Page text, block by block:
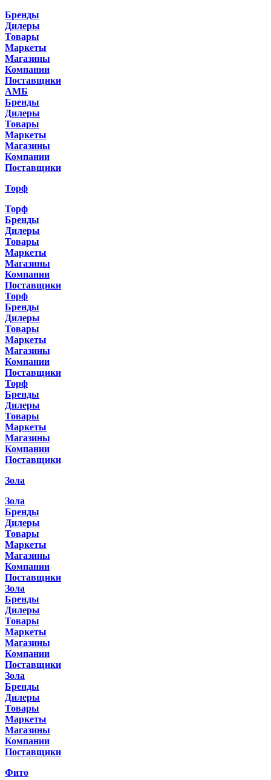
Бренды
Дилеры
Товары
Маркеты
Магазины
Компании
Поставщики
АМБ
Бренды
Дилеры
Товары
Маркеты
Магазины
Компании
Поставщики
Торф
Торф
Бренды
Дилеры
Товары
Маркеты
Магазины
Компании
Поставщики
Торф
Бренды
Дилеры
Товары
Маркеты
Магазины
Компании
Поставщики
Торф
Бренды
Дилеры
Товары
Маркеты
Магазины
Компании
Поставщики
Зола
Зола
Бренды
Дилеры
Товары
Маркеты
Магазины
Компании
Поставщики
Зола
Бренды
Дилеры
Товары
Маркеты
Магазины
Компании
Поставщики
Зола
Бренды
Дилеры
Товары
Маркеты
Магазины
Компании
Поставщики
Фито